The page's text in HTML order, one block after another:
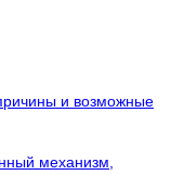
и возможные
механизм,